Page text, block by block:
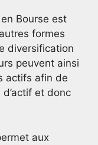
Bourse est
formes
diversification
peuvent ainsi
actifs afin de
et donc
aux